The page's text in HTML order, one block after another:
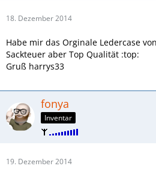
18. Dezember 2014
Habe mir das Orginale Ledercase
Sackteuer aber Top Qualität :top:
Gruß harrys33
fonya
Inventar
19. Dezember 2014